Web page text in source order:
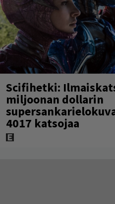
Scifihetki:
miljoonan dollarin
4017 katsojaa